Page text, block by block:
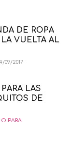
DE ROPA
VUELTA AL
09/2017
LAS
DE
PARA